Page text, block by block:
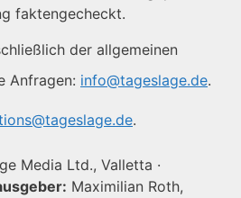
faktengecheckt.
der allgemeinen
Anfragen: info@tageslage.de.
.
Media Ltd., Valletta ·
Maximilian Roth,